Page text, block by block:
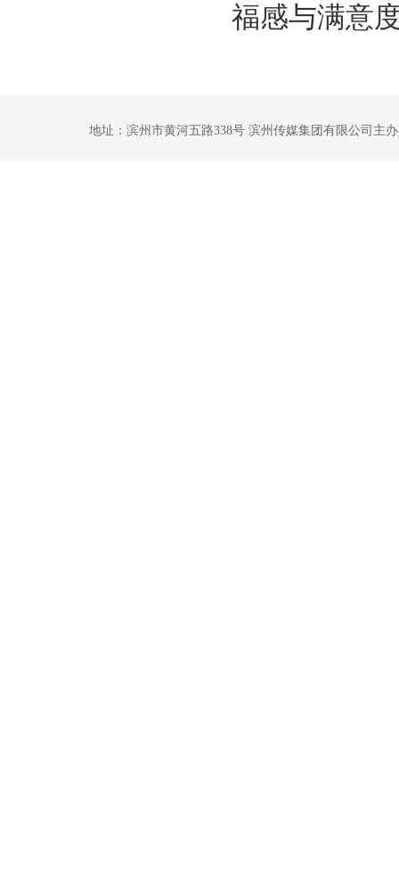
福感与满意
地址：滨州市黄河五路338号 滨州传媒集团有限公司主